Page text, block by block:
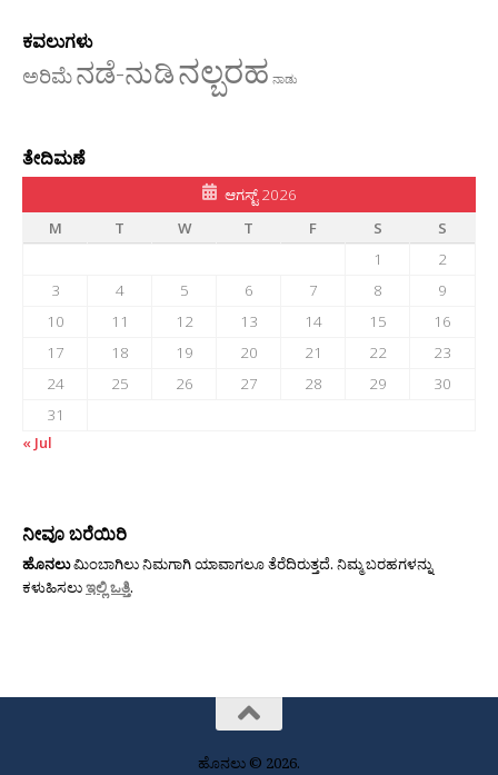
ಕವಲುಗಳು
ಅರಿಮೆನಡೆ-ನುಡಿನಲ್ಬರಹ ನಾಡು
ತೇದಿಮಣೆ
ಆಗಸ್ಟ್ 2026
M
T W T F S
S
1
2
3
4 5 6 7 8
9
10
11 12 13 14 15
16
17
18 19 20 21 22
23
24
25 26 27 28 29
30
31
« Jul
ನೀವೂ ಬರೆಯಿರಿ
ಹೊನಲುಮಿಂಬಾಗಿಲು ನಿಮಗಾಗಿ ಯಾವಾಗಲೂ ತೆರೆದಿರುತ್ತದೆ. ನಿಮ್ಮ ಬರಹಗಳನ್ನು
ಕಳುಹಿಸಲುಇಲ್ಲಿ ಒತ್ತಿ.
ಹೊನಲು © 2026.